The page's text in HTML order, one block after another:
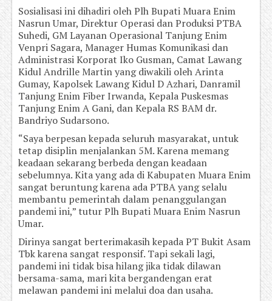
Sosialisasi ini dihadiri oleh Plh Bupati Muara Enim
Nasrun Umar, Direktur Operasi dan Produksi PTBA
Suhedi, GM Layanan Operasional Tanjung Enim
Venpri Sagara, Manager Humas Komunikasi dan
Administrasi Korporat Iko Gusman, Camat Lawang
Kidul Andrille Martin yang diwakili oleh Arinta
Gumay, Kapolsek Lawang Kidul D Azhari, Danramil
Tanjung Enim Fiber Irwanda, Kepala Puskesmas
Tanjung Enim A Gani, dan Kepala RS BAM dr.
Bandriyo Sudarsono.
“Saya berpesan kepada seluruh masyarakat, untuk
tetap disiplin menjalankan 5M. Karena memang
keadaan sekarang berbeda dengan keadaan
sebelumnya. Kita yang ada di Kabupaten Muara Enim
sangat beruntung karena ada PTBA yang selalu
membantu pemerintah dalam penanggulangan
pandemi ini,” tutur Plh Bupati Muara Enim Nasrun
Umar.
Dirinya sangat berterimakasih kepada PT Bukit Asam
Tbk karena sangat responsif. Tapi sekali lagi,
pandemi ini tidak bisa hilang jika tidak dilawan
bersama-sama, mari kita bergandengan erat
melawan pandemi ini melalui doa dan usaha.